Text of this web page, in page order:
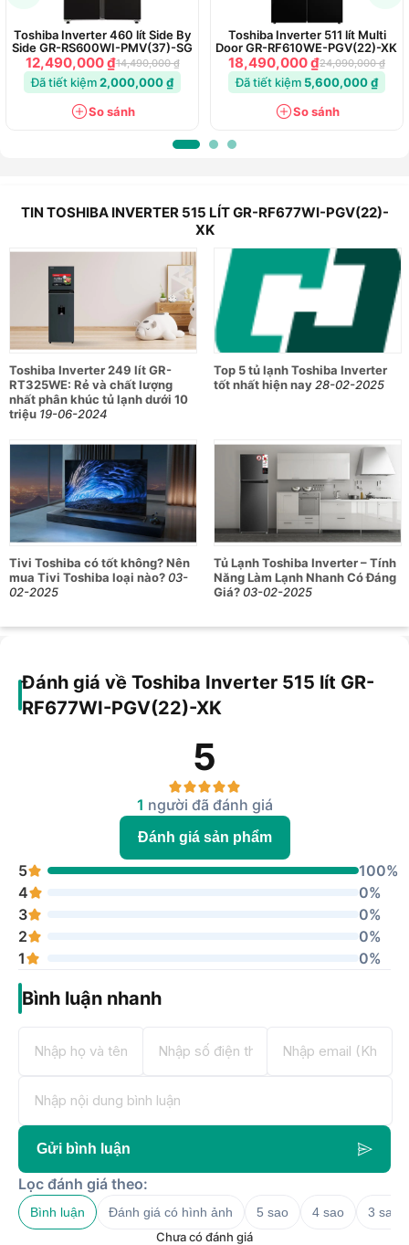
Toshiba Inverter 460 lít Side By
Side GR-RS600WI-PMV(37)-SG
12,490,000 ₫14,490,000 ₫
Đã tiết kiệm2,000,000 ₫
So sánh
Toshiba Inverter 511 lít Multi
Door GR-RF610WE-PGV(22)-XK
18,490,000 ₫24,090,000 ₫
Đã tiết kiệm 5,600,000 ₫
So sánh
TIN TOSHIBA INVERTER 515 LÍT GR-RF677WI-PGV(22)-
XK
Toshiba Inverter 249 lít GR-
RT325WE: Rẻ và chất lượng
nhất phân khúc tủ lạnh dưới 10
triệu 19-06-2024
Top 5 tủ lạnh Toshiba Inverter
tốt nhất hiện nay28-02-2025
Tivi Toshiba có tốt không? Nên
mua Tivi Toshiba loại nào?03-
02-2025
Tủ Lạnh Toshiba Inverter – Tính
Năng Làm Lạnh Nhanh Có Đáng
Giá?03-02-2025
Đánh giá về Toshiba Inverter 515 lít GR-
RF677WI-PGV(22)-XK
5
1 người đã đánh giá
Đánh giá sản phẩm
5
100%
4
0%
3
0%
2
0%
1
0%
Bình luận nhanh
Gửi bình luận
Lọc đánh giá theo:
Bình luận Đánh giá có hình ảnh 5 sao 4 sao
3 sao
Chưa có đánh giá